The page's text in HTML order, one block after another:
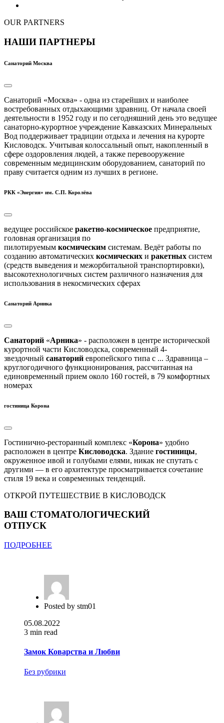
OUR PARTNERS
НАШИ ПАРТНЕРЫ
Санаторий Москва
Санаторий «Москва» - одна из старейших и наиболее
востребованных отдыхающими здравниц. От начала своей
деятельности в 1952 году и по сегодняшний день это ведущее
санаторно-курортное учреждение Кавказских Минеральных
Вод поддерживает традиции отдыха и лечения на курорте
Кисловодск. Учитывая колоссальный опыт, накопленный в
сфере оздоровления людей, а также перевооружение
современным медицинским оборудованием, санаторий по
праву считается одним из лучших в регионе.
РКК «Энергия» им. С.П. Королёва
ведущее российское ракетно-космическое предприятие,
головная организация по
пилотируемым космическим системам. Ведёт работы по
созданию автоматических космических и ракетных систем
(средств выведения и межорбитальной транспортировки),
высокотехнологичных систем различного назначения для
использования в некосмических сферах
Санаторий Арника
Санаторий «Арника» - расположен в центре исторической
курортной части Кисловодска, современный 4-
звездочный санаторий европейского типа с ... Здравница –
круглогодичного функционирования, рассчитанная на
единовременный прием около 160 гостей, в 79 комфортных
номерах
гостиница Корона
Гостинично-ресторанный комплекс «Корона» удобно
расположен в центре Кисловодска. Здание гостиницы,
окруженное ивой и голубыми елями, никак не спутать с
другими — в его архитектуре просматривается сочетание
стиля 19 века и современных тенденций.
ОТКРОЙ ПУТЕШЕСТВИЕ В КИСЛОВОДСК
ВАШ СТОМАТОЛОГИЧЕСКИЙ
ОТПУСК
ПОДРОБНЕЕ
Posted by stm01
05.08.2022
3 min read
Замок Коварства и Любви
Без рубрики